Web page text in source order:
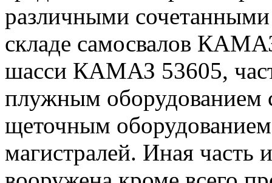
различными
складе самосвалов
шасси КАМАЗ 53605,
плужным оборудованием
щеточным
магистралей. Иная часть